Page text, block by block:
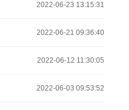
2022-06-23 13:15:31
2022-06-21 09:36:40
2022-06-12 11:30:05
2022-06-03 09:53:52